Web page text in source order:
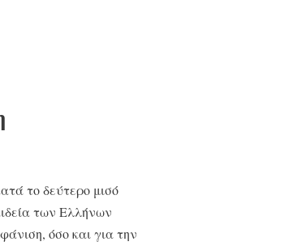
το δεύτερο μισό
των Ελλήνων
όσο και για την